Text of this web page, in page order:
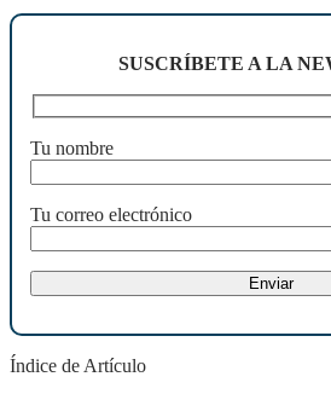
SUSCRÍBETE A LA
Tu nombre
Tu correo electrónico
Índice de Artículo